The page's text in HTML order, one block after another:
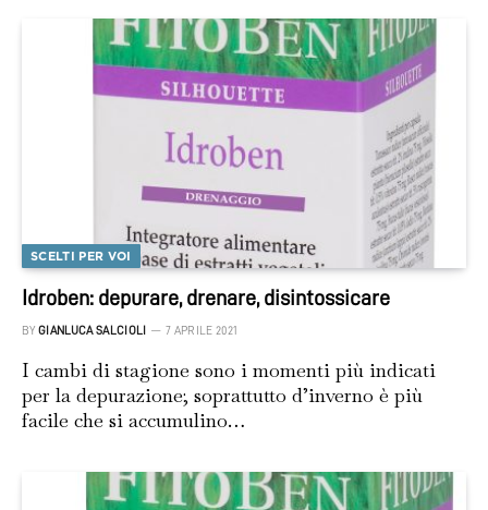
SCELTI PER VOI
Idroben: depurare, drenare, disintossicare
BY GIANLUCA SALCIOLI 7 APRILE 2021
I cambi di stagione sono i momenti più indicati
per la depurazione; soprattutto d’inverno è più
facile che si accumulino…